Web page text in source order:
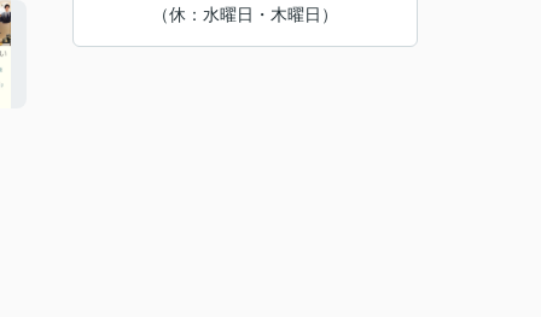
（休：水曜日・木曜日）